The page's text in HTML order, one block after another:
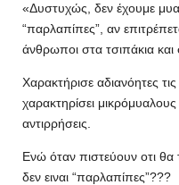
«Δυστυχώς, δεν έχουμε
“παρλαπίπες”, αν
άνθρωποι στα τσιπάκια
Χαρακτήρισε αδιανόητες
χαρακτηρίσει
αντιρρήσεις.
Ενώ όταν πιστεύουν οτι
δεν ειναι “παρλαπίπες”???